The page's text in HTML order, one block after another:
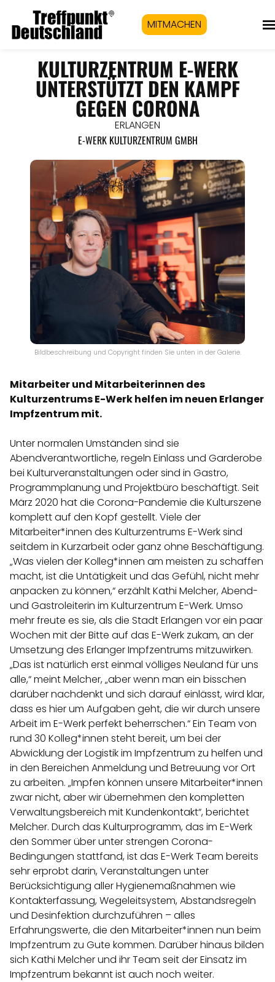
MITMACHEN
KULTURZENTRUM E-WERK
UNTERSTÜTZT DEN KAMPF
GEGEN CORONA
ERLANGEN
E-WERK KULTURZENTRUM GMBH
Bildbeschreibung und Copyright finden Sie unten in der Galerie.
Mitarbeiter und Mitarbeiterinnen des
Kulturzentrums E-Werk helfen im neuen Erlanger
Impfzentrum mit.
Unter normalen Umständen sind sie
Abendverantwortliche, regeln Einlass und Garderobe
bei Kulturveranstaltungen oder sind in Gastro,
Programmplanung und Projektbüro beschäftigt. Seit
März 2020 hat die Corona-Pandemie die Kulturszene
komplett auf den Kopf gestellt. Viele der
Mitarbeiter*innen des Kulturzentrums E-Werk sind
seitdem in Kurzarbeit oder ganz ohne Beschäftigung.
„Was vielen der Kolleg*innen am meisten zu schaffen
macht, ist die Untätigkeit und das Gefühl, nicht mehr
anpacken zu können,“ erzählt Kathi Melcher, Abend-
und Gastroleiterin im Kulturzentrum E-Werk. Umso
mehr freute es sie, als die Stadt Erlangen vor ein paar
Wochen mit der Bitte auf das E-Werk zukam, an der
Umsetzung des Erlanger Impfzentrums mitzuwirken.
„Das ist natürlich erst einmal völliges Neuland für uns
alle,“ meint Melcher, „aber wenn man ein bisschen
darüber nachdenkt und sich darauf einlässt, wird klar,
dass es hier um Aufgaben geht, die wir durch unsere
Arbeit im E-Werk perfekt beherrschen.“ Ein Team von
rund 30 Kolleg*innen steht bereit, um bei der
Abwicklung der Logistik im Impfzentrum zu helfen und
in den Bereichen Anmeldung und Betreuung vor Ort
zu arbeiten. „Impfen können unsere Mitarbeiter*innen
zwar nicht, aber wir übernehmen den kompletten
Verwaltungsbereich mit Kundenkontakt“, berichtet
Melcher. Durch das Kulturprogramm, das im E-Werk
den Sommer über unter strengen Corona-
Bedingungen stattfand, ist das E-Werk Team bereits
sehr erprobt darin, Veranstaltungen unter
Berücksichtigung aller Hygienemaßnahmen wie
Kontakterfassung, Wegeleitsystem, Abstandsregeln
und Desinfektion durchzuführen – alles
Erfahrungswerte, die den Mitarbeiter*innen nun beim
Impfzentrum zu Gute kommen. Darüber hinaus bilden
sich Kathi Melcher und ihr Team seit der Einsatz im
Impfzentrum bekannt ist auch noch weiter.